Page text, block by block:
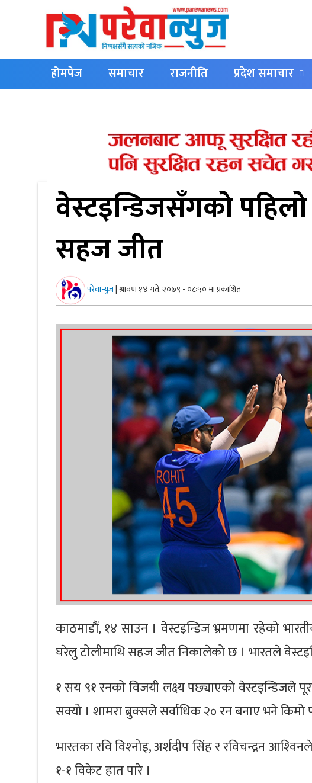
होमपेज समाचार राजनीति प्रदेश समाचार
वेस्टइन्डिजसँगको
सहज जीत
परेवान्युज|श्रावण १४ गते, २०७९ - ०८ः५० मा प्रकाशित
काठमाडौं, १४ साउन । वेस्टइन्डिज भ्रमणमा रहेको
घरेलु टोलीमाथि सहज जीत निकालेको छ । भारतले
१ सय ९१ रनको विजयी लक्ष्य पछ्याएको वेस्टइन्डिजले
सक्यो । शामरा ब्रुक्सले सर्वाधिक २० रन बनाए भने
भारतका रवि विश्‍नोइ, अर्शदीप सिंह र रविचन्द्रन
१-१ विकेट हात पारे ।